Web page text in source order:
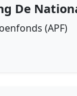
De
(APF)